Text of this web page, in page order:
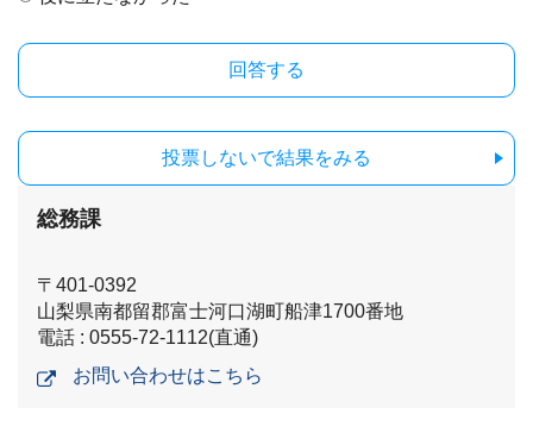
投票しないで結果をみる
総務課
〒401-0392
山梨県南都留郡富士河口湖町船津1700番地
電話 : 0555-72-1112(直通)
お問い合わせはこちら